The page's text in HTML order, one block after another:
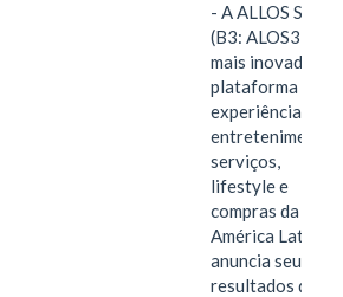
- A ALLOS S.A.
(B3: ALOS3), a
mais inovadora
plataforma de
experiências,
entretenimento,
serviços,
lifestyle e
compras da
América Latina
anuncia seus
resultados do